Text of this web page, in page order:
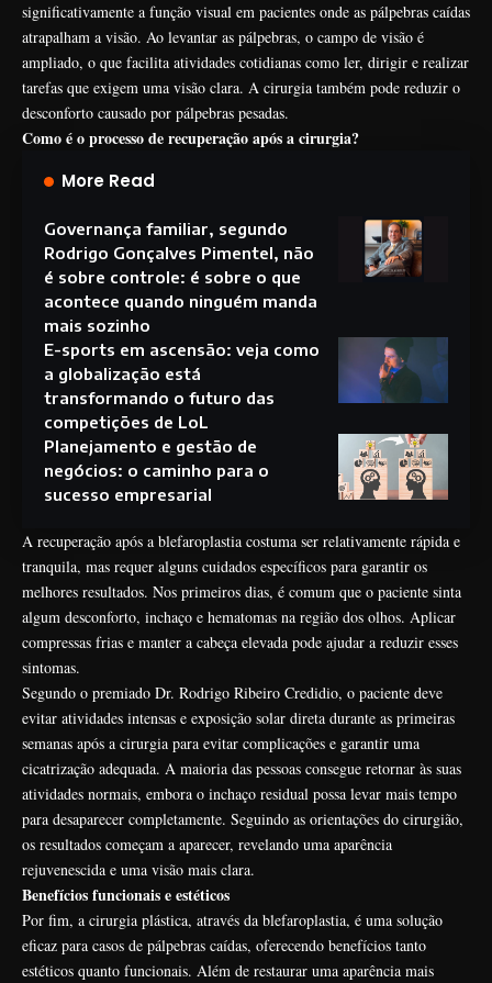
significativamente a função visual em pacientes onde as pálpebras caídas
atrapalham a visão. Ao levantar as pálpebras, o campo de visão é
ampliado, o que facilita atividades cotidianas como ler, dirigir e realizar
tarefas que exigem uma visão clara. A cirurgia também pode reduzir o
desconforto causado por pálpebras pesadas.
Como é o processo de recuperação após a cirurgia?
More Read
Governança familiar, segundo
Rodrigo Gonçalves Pimentel, não
é sobre controle: é sobre o que
acontece quando ninguém manda
mais sozinho
E-sports em ascensão: veja como
a globalização está
transformando o futuro das
competições de LoL
Planejamento e gestão de
negócios: o caminho para o
sucesso empresarial
A recuperação após a blefaroplastia costuma ser relativamente rápida e
tranquila, mas requer alguns cuidados específicos para garantir os
melhores resultados. Nos primeiros dias, é comum que o paciente sinta
algum desconforto, inchaço e hematomas na região dos olhos. Aplicar
compressas frias e manter a cabeça elevada pode ajudar a reduzir esses
sintomas.
Segundo o premiado Dr. Rodrigo Ribeiro Credidio, o paciente deve
evitar atividades intensas e exposição solar direta durante as primeiras
semanas após a cirurgia para evitar complicações e garantir uma
cicatrização adequada. A maioria das pessoas consegue retornar às suas
atividades normais, embora o inchaço residual possa levar mais tempo
para desaparecer completamente. Seguindo as orientações do cirurgião,
os resultados começam a aparecer, revelando uma aparência
rejuvenescida e uma visão mais clara.
Benefícios funcionais e estéticos
Por fim, a cirurgia plástica, através da blefaroplastia, é uma solução
eficaz para casos de pálpebras caídas, oferecendo benefícios tanto
estéticos quanto funcionais. Além de restaurar uma aparência mais